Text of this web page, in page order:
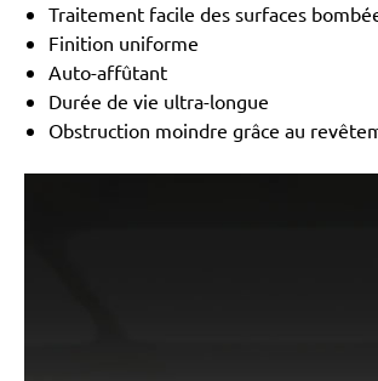
Traitement facile des surfaces
Finition uniforme
Auto-affûtant
Durée de vie ultra-longue
Obstruction moindre grâce au